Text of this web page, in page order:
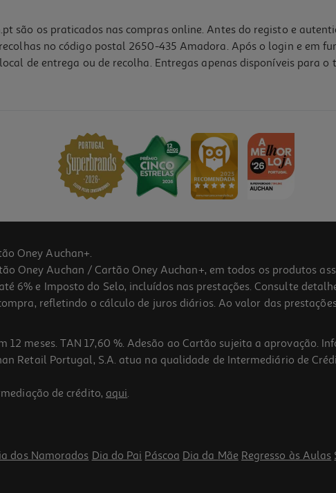
são os praticados nas compras online. Antes do registo e
no código postal 2650-435 Amadora. Após o login e em
de entrega ou de recolha. Entregas apenas disponíveis para
Oney Auchan+.
Oney Auchan / Cartão Oney Auchan+, em todos os produtos
6% e Imposto do Selo, incluídos nas prestações. Consulte
refletindo o cálculo de juros diários. Ao valor das
meses. TAN 17,60 %. Adesão ao Cartão sujeita a aprovação.
Retail Portugal, S.A. atua na qualidade de Intermediário de
de crédito, aqui.
dos Namorados Dia do Pai Páscoa Dia da Mãe Regresso às Aulas